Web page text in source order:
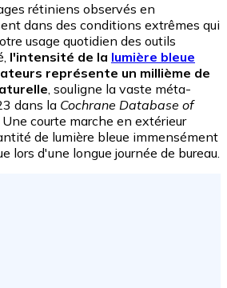
rétiniens observés en
dans des conditions extrêmes qui
usage quotidien des outils
l'intensité de la lumière bleue
représente un millième de
, souligne la vaste méta-
dans la Cochrane Database of
Une courte marche en extérieur
de lumière bleue immensément
lors d'une longue journée de bureau.